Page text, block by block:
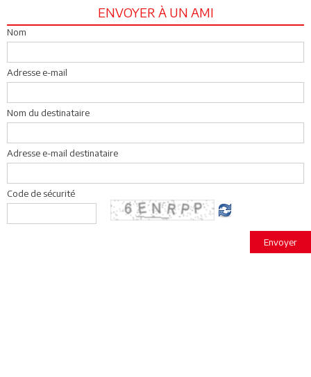
ENVOYER À UN AMI
Nom
Adresse e-mail
Nom du destinataire
Adresse e-mail destinataire
Code de sécurité
Envoyer